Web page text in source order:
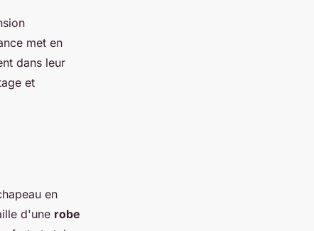
met en
dans leur
et
en
d'une robe